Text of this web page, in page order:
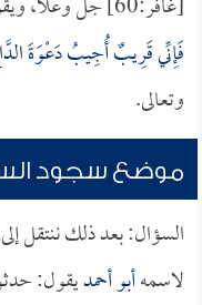
فَإِنِّي قَرِيبٌ أُجِيبُ دَعْوَةَ
وتعالى.
موضع سجود
السؤال: بعد ذلك ننتقل
لاسمهأبو أحمديقول: